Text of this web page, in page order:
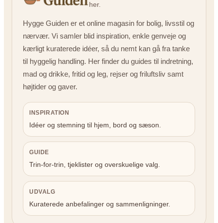
her.
Hygge Guiden er et online magasin for bolig, livsstil og
nærvær. Vi samler blid inspiration, enkle genveje og
kærligt kuraterede idéer, så du nemt kan gå fra tanke
til hyggelig handling. Her finder du guides til indretning,
mad og drikke, fritid og leg, rejser og friluftsliv samt
højtider og gaver.
INSPIRATION
Idéer og stemning til hjem, bord og sæson.
GUIDE
Trin-for-trin, tjeklister og overskuelige valg.
UDVALG
Kuraterede anbefalinger og sammenligninger.